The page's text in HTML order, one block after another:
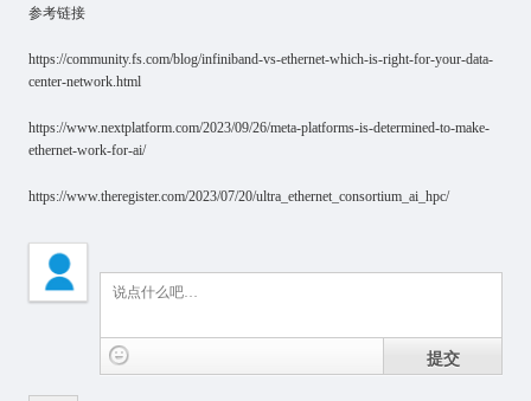
参考链接
https://community.fs.com/blog/infiniband-vs-ethernet-which-is-right-for-your-data-
center-network.html
https://www.nextplatform.com/2023/09/26/meta-platforms-is-determined-to-make-
ethernet-work-for-ai/
https://www.theregister.com/2023/07/20/ultra_ethernet_consortium_ai_hpc/
提交